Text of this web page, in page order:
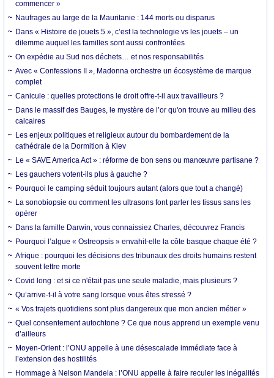
commencer »
Naufrages au large de la Mauritanie : 144 morts ou disparus
Dans « Histoire de jouets 5 », c’est la technologie vs les jouets – un
dilemme auquel les familles sont aussi confrontées
On expédie au Sud nos déchets… et nos responsabilités
Avec « Confessions II », Madonna orchestre un écosystème de marque
complet
Canicule : quelles protections le droit offre-t-il aux travailleurs ?
Dans le massif des Bauges, le mystère de l’or qu'on trouve au milieu des
calcaires
Les enjeux politiques et religieux autour du bombardement de la
cathédrale de la Dormition à Kiev
Le « SAVE America Act » : réforme de bon sens ou manœuvre partisane ?
Les gauchers votent-ils plus à gauche ?
Pourquoi le camping séduit toujours autant (alors que tout a changé)
La sonobiopsie ou comment les ultrasons font parler les tissus sans les
opérer
Dans la famille Darwin, vous connaissiez Charles, découvrez Francis
Pourquoi l’algue « Ostreopsis » envahit-elle la côte basque chaque été ?
Afrique : pourquoi les décisions des tribunaux des droits humains restent
souvent lettre morte
Covid long : et si ce n'était pas une seule maladie, mais plusieurs ?
Qu’arrive-t-il à votre sang lorsque vous êtes stressé ?
« Vos trajets quotidiens sont plus dangereux que mon ancien métier »
Quel consentement autochtone ? Ce que nous apprend un exemple venu
d’ailleurs
Moyen-Orient : l’ONU appelle à une désescalade immédiate face à
l’extension des hostilités
Hommage à Nelson Mandela : l’ONU appelle à faire reculer les inégalités